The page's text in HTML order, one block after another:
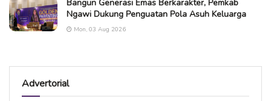
Bangun Generasi Emas Berkarakter, Pemkab
Ngawi Dukung Penguatan Pola Asuh Keluarga
Mon, 03 Aug 2026
Advertorial